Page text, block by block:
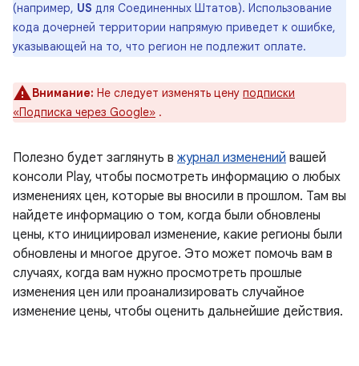
(например, US для Соединенных Штатов). Использование
кода дочерней территории напрямую приведет к ошибке,
указывающей на то, что регион не подлежит оплате.
Внимание: Не следует изменять цену подписки
«Подписка через Google» .
Полезно будет заглянуть в журнал изменений вашей
консоли Play, чтобы посмотреть информацию о любых
изменениях цен, которые вы вносили в прошлом. Там вы
найдете информацию о том, когда были обновлены
цены, кто инициировал изменение, какие регионы были
обновлены и многое другое. Это может помочь вам в
случаях, когда вам нужно просмотреть прошлые
изменения цен или проанализировать случайное
изменение цены, чтобы оценить дальнейшие действия.